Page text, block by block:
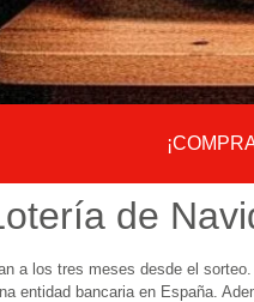
de
a los tres meses desde el
entidad bancaria en España.